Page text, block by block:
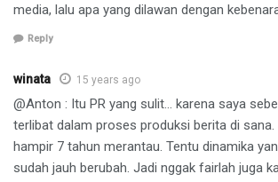
media, lalu apa yang dilawan dengan
Reply
winata 15 years ago
@Anton : Itu PR yang sulit… karena saya
terlibat dalam proses produksi berita di sana.
hampir 7 tahun merantau. Tentu dinamika
sudah jauh berubah. Jadi nggak fairlah juga